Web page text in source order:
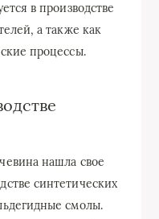
в производстве
а также как
процессы.
нашла свое
синтетических
смолы.